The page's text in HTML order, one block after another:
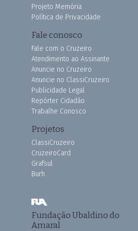
Projeto Memória
Política de Privacidade
Fale conosco
Fale com o Cruzeiro
Atendimento ao Assinante
Anuncie no Cruzeiro
Anuncie no ClassiCruzeiro
Publicidade Legal
Repórter Cidadão
Trabalhe Conosco
Projetos
ClassiCruzeiro
CruzeiroCard
Grafsul
Burh
Fundação Ubaldino do
Amaral